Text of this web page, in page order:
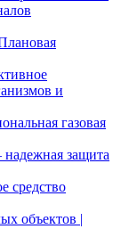
и
газовая
защита
средство
объектов |